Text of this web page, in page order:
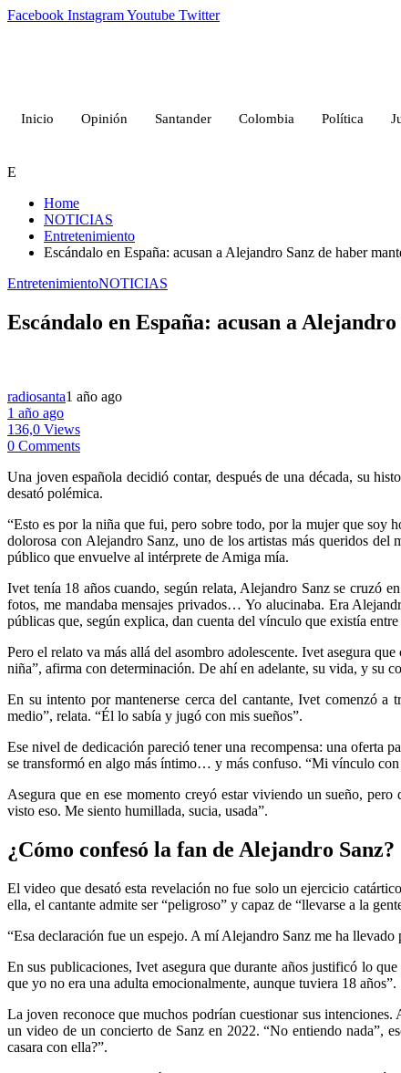
Facebook InstagramYoutube Twitter
Inicio Opinión Santander Colombia Política
E
Home
NOTICIAS
Entretenimiento
Escándalo en España: acusan a Alejandro Sanz de haber
EntretenimientoNOTICIAS
Escándalo en España: acusan a
radiosanta1 año ago
1 año ago
136,0 Views
0 Comments
Una joven española decidió contar, después de una década, su
desató polémica.
“Esto es por la niña que fui, pero sobre todo, por la mujer que soy
dolorosa con Alejandro Sanz, uno de los artistas más queridos del
público que envuelve al intérprete de Amiga mía.
Ivet tenía 18 años cuando, según relata, Alejandro Sanz se cruzó
fotos, me mandaba mensajes privados… Yo alucinaba. Era
públicas que, según explica, dan cuenta del vínculo que existía entre
Pero el relato va más allá del asombro adolescente. Ivet asegura
niña”, afirma con determinación. De ahí en adelante, su vida, y su
En su intento por mantenerse cerca del cantante, Ivet comenzó
medio”, relata. “Él lo sabía y jugó con mis sueños”.
Ese nivel de dedicación pareció tener una recompensa: una oferta
se transformó en algo más íntimo… y más confuso. “Mi vínculo
Asegura que en ese momento creyó estar viviendo un sueño,
visto eso. Me siento humillada, sucia, usada”.
¿Cómo confesó la fan de Alejandro Sanz?
El video que desató esta revelación no fue solo un ejercicio
ella, el cantante admite ser “peligroso” y capaz de “llevarse a la
“Esa declaración fue un espejo. A mí Alejandro Sanz me ha
En sus publicaciones, Ivet asegura que durante años justificó lo
que yo no era una adulta emocionalmente, aunque tuviera 18 años”.
La joven reconoce que muchos podrían cuestionar sus intenciones.
un video de un concierto de Sanz en 2022. “No entiendo nada”,
casara con ella?”.